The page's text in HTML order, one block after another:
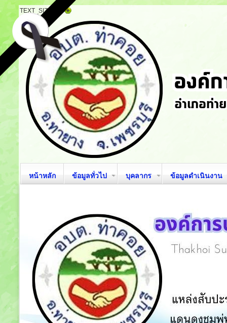
TEXT_SIZE
หน้าหลัก ข้อมูลทั่วไป บุคลากร ข้อมูลดำเนินงาน